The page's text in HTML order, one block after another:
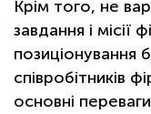
Крім того, не
завдання і місії
позиціонування
співробітників
основні